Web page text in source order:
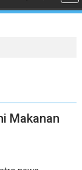
Makanan